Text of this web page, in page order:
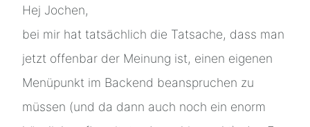
Hej Jochen,
bei mir hat tatsächlich die Tatsache, dass man
jetzt offenbar der Meinung ist, einen eigenen
Menüpunkt im Backend beanspruchen zu
müssen (und da dann auch noch ein enorm